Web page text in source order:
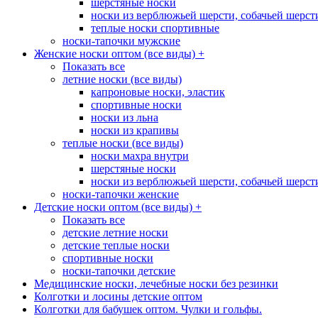
шерстяные носки
носки из верблюжьей шерсти, собачьей
теплые носки спортивные
носки-тапочки мужские
Женские носки оптом (все виды) +
Показать все
летние носки (все виды)
капроновые носки, эластик
спортивные носки
носки из льна
носки из крапивы
теплые носки (все виды)
носки махра внутри
шерстяные носки
носки из верблюжьей шерсти, собачьей
носки-тапочки женские
Детские носки оптом (все виды) +
Показать все
детские летние носки
детские теплые носки
спортивные носки
носки-тапочки детские
Медицинские носки, лечебные носки без резинки
Колготки и лосины детские оптом
Колготки для бабушек оптом. Чулки и гольфы.